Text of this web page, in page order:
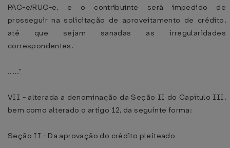
PAC-e/RUC-e, e o contribuinte será impedido de
prosseguir na solicitação de aproveitamento de crédito,
até que sejam sanadas as irregularidades
correspondentes.
....."
VII - alterada a denominação da Seção II do Capítulo III,
bem como alterado o artigo 12, da seguinte forma:
Seção II - Da aprovação do crédito pleiteado